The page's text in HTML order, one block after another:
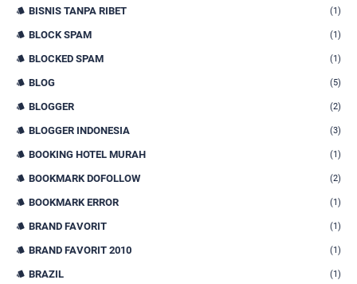
BISNIS TANPA RIBET (1)
BLOCK SPAM (1)
BLOCKED SPAM (1)
BLOG (5)
BLOGGER (2)
BLOGGER INDONESIA (3)
BOOKING HOTEL MURAH (1)
BOOKMARK DOFOLLOW (2)
BOOKMARK ERROR (1)
BRAND FAVORIT (1)
BRAND FAVORIT 2010 (1)
BRAZIL (1)